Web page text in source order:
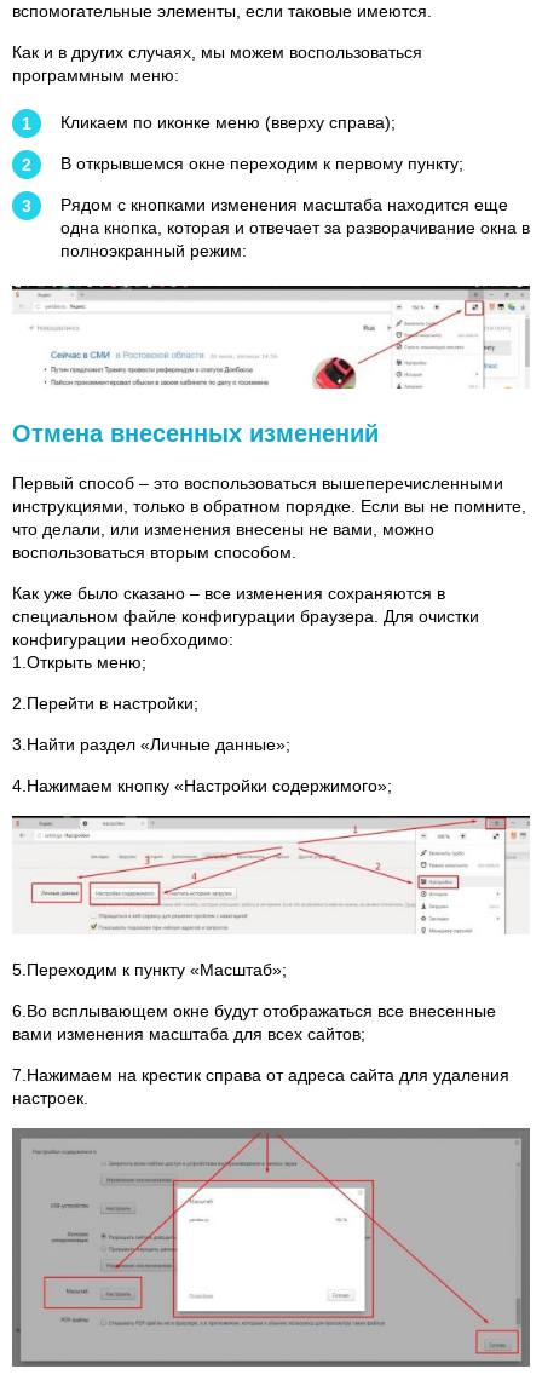
вспомогательные элементы, если таковые имеются.
Как и в других случаях, мы можем воспользоваться
программным меню:
Кликаем по иконке меню (вверху справа);
В открывшемся окне переходим к первому пункту;
Рядом с кнопками изменения масштаба находится еще
одна кнопка, которая и отвечает за разворачивание окна в
полноэкранный режим:
Отмена внесенных изменений
Первый способ – это воспользоваться вышеперечисленными
инструкциями, только в обратном порядке. Если вы не помните,
что делали, или изменения внесены не вами, можно
воспользоваться вторым способом.
Как уже было сказано – все изменения сохраняются в
специальном файле конфигурации браузера. Для очистки
конфигурации необходимо:
1.Открыть меню;
2.Перейти в настройки;
3.Найти раздел «Личные данные»;
4.Нажимаем кнопку «Настройки содержимого»;
5.Переходим к пункту «Масштаб»;
6.Во всплывающем окне будут отображаться все внесенные
вами изменения масштаба для всех сайтов;
7.Нажимаем на крестик справа от адреса сайта для удаления
настроек.